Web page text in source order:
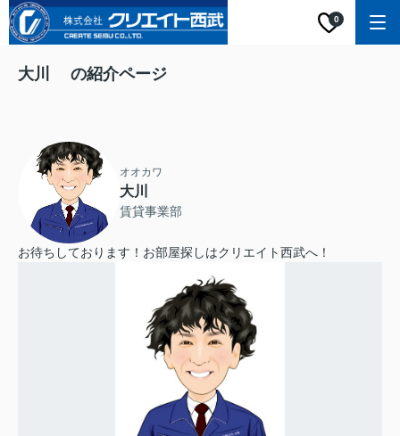
0
大川 の紹介ページ
オオカワ
大川
賃貸事業部
お待ちしております！お部屋探しはクリエイト西武へ！